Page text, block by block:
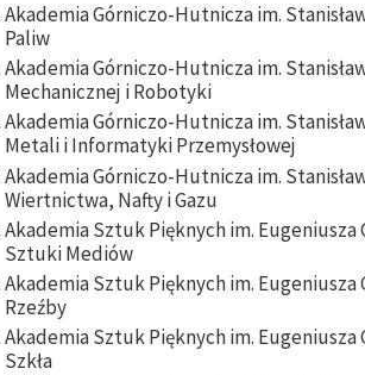
Akademia Górniczo-Hutnicza im.
Paliw
Akademia Górniczo-Hutnicza im.
Mechanicznej i Robotyki
Akademia Górniczo-Hutnicza im.
Metali i Informatyki Przemysłowej
Akademia Górniczo-Hutnicza im.
Wiertnictwa, Nafty i Gazu
Akademia Sztuk Pięknych im. Eugeniusza
Sztuki Mediów
Akademia Sztuk Pięknych im. Eugeniusza
Rzeźby
Akademia Sztuk Pięknych im. Eugeniusza
Szkła